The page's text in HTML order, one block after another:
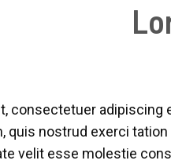
consectetuer adipiscing
quis nostrud exerci
velit esse molestie